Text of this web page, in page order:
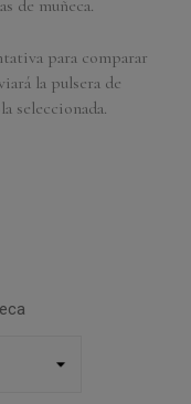
de muñeca.
para comparar
la pulsera de
seleccionada.